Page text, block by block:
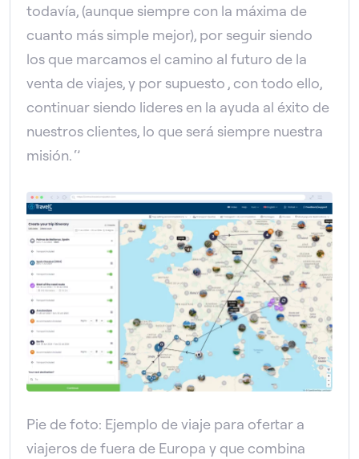
todavía, (aunque siempre con la máxima de
cuanto más simple mejor), por seguir siendo
los que marcamos el camino al futuro de la
venta de viajes, y por supuesto , con todo ello,
continuar siendo lideres en la ayuda al éxito de
nuestros clientes, lo que será siempre nuestra
misión. ‘’
Pie de foto: Ejemplo de viaje para ofertar a
viajeros de fuera de Europa y que combina